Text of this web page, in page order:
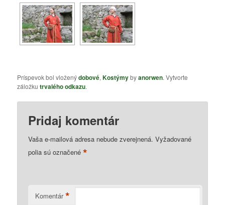
Príspevok bol vloženýdobové,Kostýmybyanorwen. Vytvorte
záložkutrvalého odkazu.
Pridaj komentár
Vaša e-mailová adresa nebude zverejnená. Vyžadované
polia sú označené*
Komentár *